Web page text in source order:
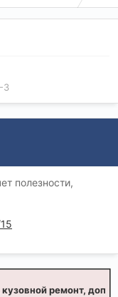
3
полезности,
ремонт, доп